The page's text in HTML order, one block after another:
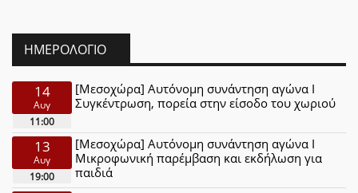
ΗΜΕΡΟΛΌΓΙΟ
14
Αυγ
11:00
[Μεσοχώρα] Αυτόνομη συνάντηση αγώνα Ι
Συγκέντρωση, πορεία στην είσοδο του χωριού
13
Αυγ
19:00
[Μεσοχώρα] Αυτόνομη συνάντηση αγώνα Ι
Μικροφωνική παρέμβαση και εκδήλωση για
παιδιά